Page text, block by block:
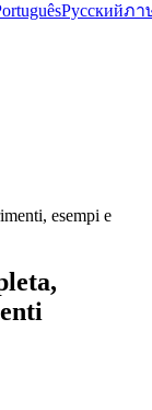
Русскийภา
esempi e